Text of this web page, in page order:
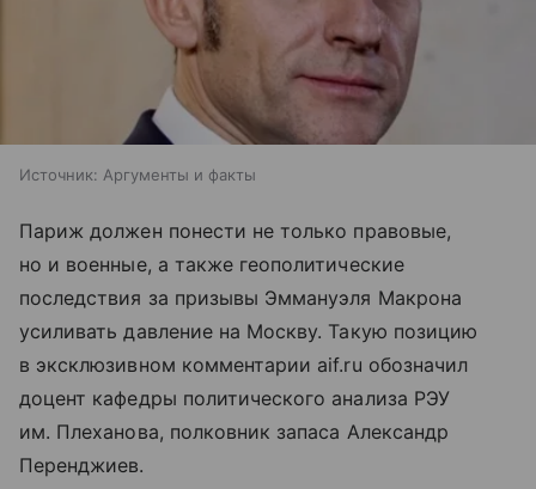
Источник: Аргументы и факты
Париж должен понести не только правовые,
но и военные, а также геополитические
последствия за призывы Эммануэля Макрона
усиливать давление на Москву. Такую позицию
в эксклюзивном комментарии aif.ru обозначил
доцент кафедры политического анализа РЭУ
им. Плеханова, полковник запаса Александр
Перенджиев.